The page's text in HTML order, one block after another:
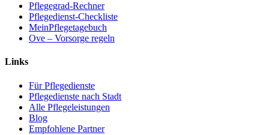
Pflegegrad-Rechner
Pflegedienst-Checkliste
MeinPflegetagebuch
Ove – Vorsorge regeln
Links
Für Pflegedienste
Pflegedienste nach Stadt
Alle Pflegeleistungen
Blog
Empfohlene Partner